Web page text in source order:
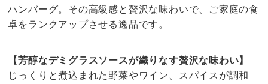
ハンバーグ。その高級感と贅沢な味わいで、ご家庭の食
卓をランクアップさせる逸品です。
【芳醇なデミグラスソースが織りなす贅沢な味わい】
じっくりと煮込まれた野菜やワイン、スパイスが調和